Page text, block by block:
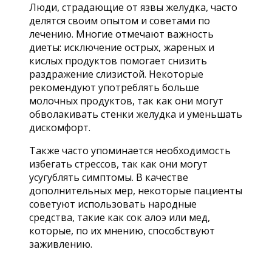
Люди, страдающие от язвы желудка, часто
делятся своим опытом и советами по
лечению. Многие отмечают важность
диеты: исключение острых, жареных и
кислых продуктов помогает снизить
раздражение слизистой. Некоторые
рекомендуют употреблять больше
молочных продуктов, так как они могут
обволакивать стенки желудка и уменьшать
дискомфорт.
Также часто упоминается необходимость
избегать стрессов, так как они могут
усугублять симптомы. В качестве
дополнительных мер, некоторые пациенты
советуют использовать народные
средства, такие как сок алоэ или мед,
которые, по их мнению, способствуют
заживлению.